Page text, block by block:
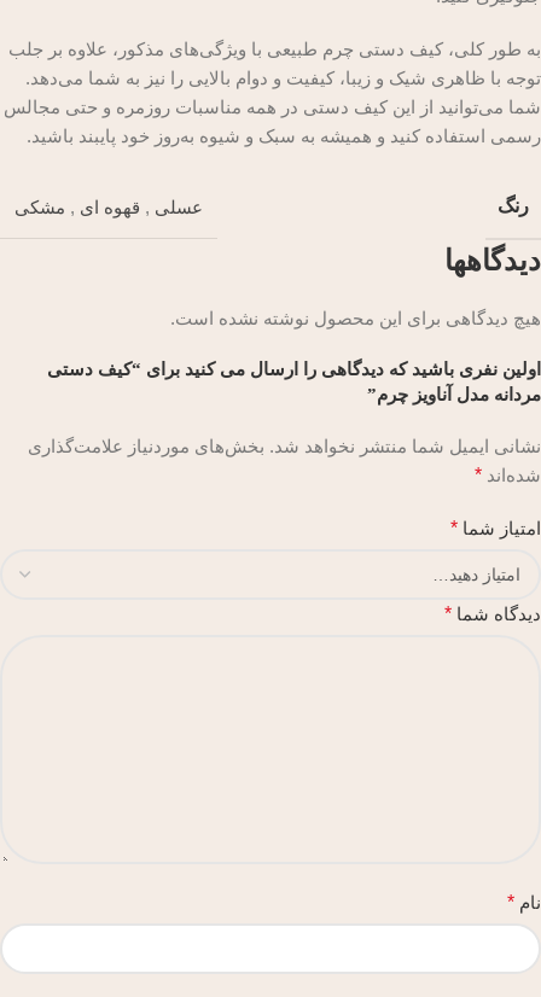
به طور کلی، کیف دستی چرم طبیعی با ویژگی‌های مذکور، علاوه بر جلب
توجه با ظاهری شیک و زیبا، کیفیت و دوام بالایی را نیز به شما می‌دهد.
شما می‌توانید از این کیف دستی در همه مناسبات روزمره و حتی مجالس
رسمی استفاده کنید و همیشه به سبک و شیوه به‌روز خود پایبند باشید.
رنگ عسلی , قهوه ای , مشکی
دیدگاهها
هیچ دیدگاهی برای این محصول نوشته نشده است.
اولین نفری باشید که دیدگاهی را ارسال می کنید برای “کیف دستی
مردانه مدل آناویز چرم”
نشانی ایمیل شما منتشر نخواهد شد. بخش‌های موردنیاز علامت‌گذاری
شده‌اند *
امتیاز شما *
دیدگاه شما *
نام *